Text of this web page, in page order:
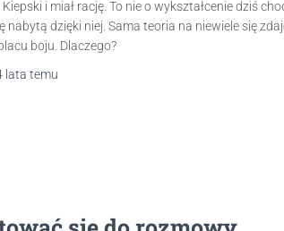
i miał rację. To nie o wykształcenie dziś
nabytą dzięki niej. Sama teoria na niewiele się
boju. Dlaczego?
lata temu